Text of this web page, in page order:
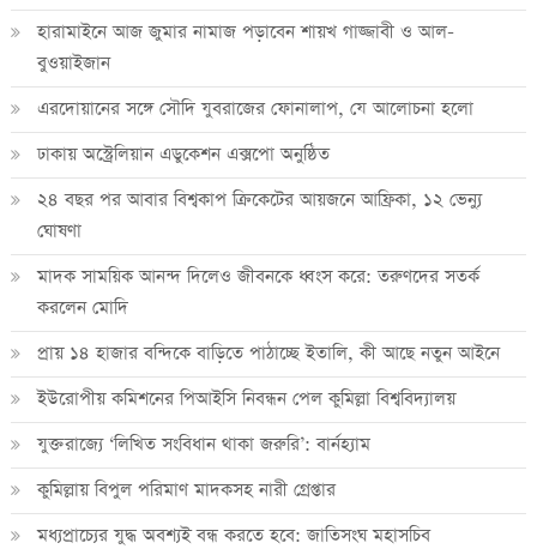
হারামাইনে আজ জুমার নামাজ পড়াবেন শায়খ গাজ্জাবী ও আল-
বুওয়াইজান
এরদোয়ানের সঙ্গে সৌদি যুবরাজের ফোনালাপ, যে আলোচনা হলো
ঢাকায় অস্ট্রেলিয়ান এডুকেশন এক্সপো অনুষ্ঠিত
২৪ বছর পর আবার বিশ্বকাপ ক্রিকে‌টের আয়জনে আফ্রিকা, ১২ ভেন্যু
ঘোষণা
মাদক সাময়িক আনন্দ দিলেও জীবনকে ধ্বংস করে: তরুণদের সতর্ক
করলেন মোদি
প্রায় ১৪ হাজার বন্দিকে বাড়িতে পাঠাচ্ছে ইতালি, কী আছে নতুন আইনে
ইউরোপীয় কমিশনের পিআইসি নিবন্ধন পেল কুমিল্লা বিশ্ববিদ্যালয়
যুক্তরাজ্যে ‘লিখিত সংবিধান থাকা জরুরি’: বার্নহ্যাম
কুমিল্লায় বিপুল পরিমাণ মাদকসহ নারী গ্রেপ্তার
মধ্যপ্রাচ্যের যুদ্ধ অবশ্যই বন্ধ করতে হবে: জাতিসংঘ মহাসচিব